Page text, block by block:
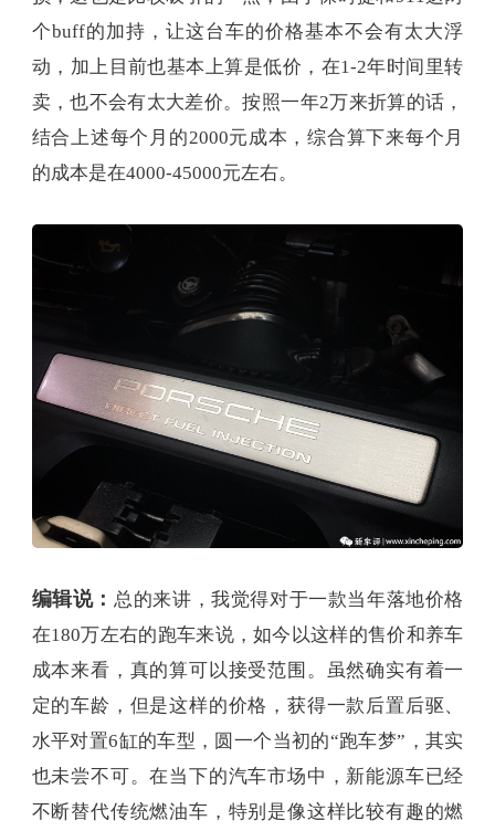
个buff的加持，让这台车的价格基本不会有太大浮
动，加上目前也基本上算是低价，在1-2年时间里转
卖，也不会有太大差价。按照一年2万来折算的话，
结合上述每个月的2000元成本，综合算下来每个月
的成本是在4000-45000元左右。
编辑说： 总的来讲，我觉得对于一款当年落地价格
在180万左右的跑车来说，如今以这样的售价和养车
成本来看，真的算可以接受范围。虽然确实有着一
定的车龄，但是这样的价格，获得一款后置后驱、
水平对置6缸的车型，圆一个当初的“跑车梦”，其实
也未尝不可。在当下的汽车市场中，新能源车已经
不断替代传统燃油车，特别是像这样比较有趣的燃